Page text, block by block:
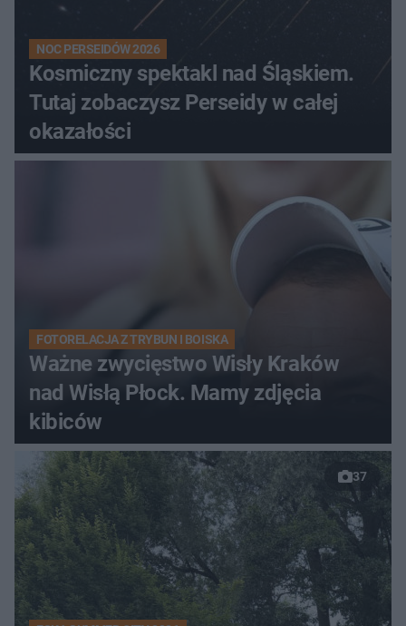
NOC PERSEIDÓW 2026
Kosmiczny spektakl nad Śląskiem.
Tutaj zobaczysz Perseidy w całej
okazałości
FOTORELACJA Z TRYBUN I BOISKA
Ważne zwycięstwo Wisły Kraków
nad Wisłą Płock. Mamy zdjęcia
kibiców
37